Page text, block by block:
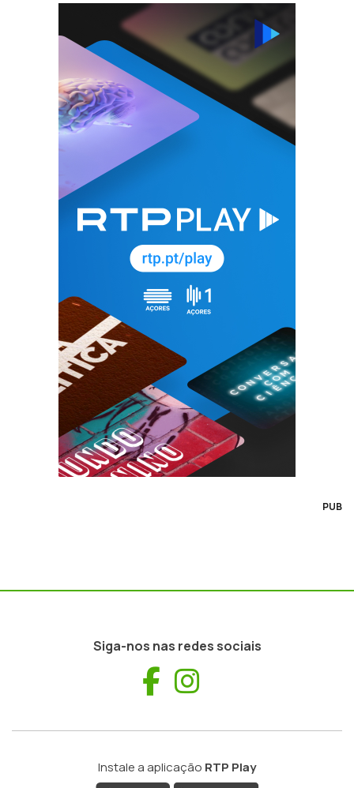
PUB
Siga-nos nas redes sociais
Facebook
Instale a aplicação RTP Play